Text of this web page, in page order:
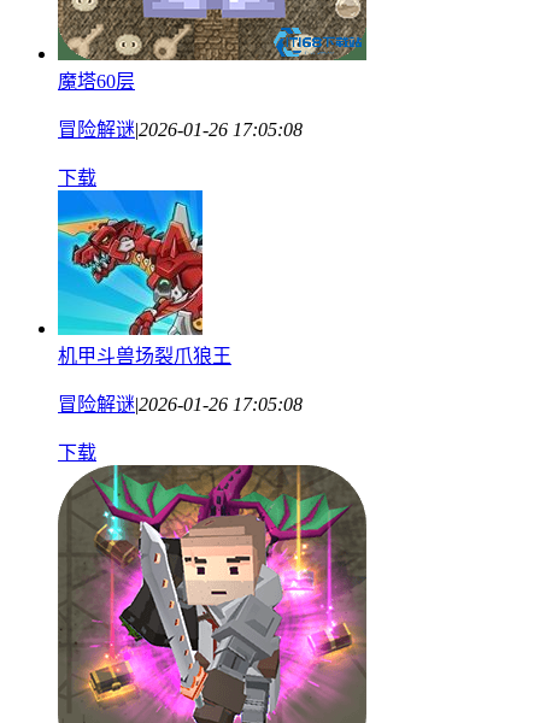
魔塔60层
冒险解谜|2026-01-26 17:05:08
下载
机甲斗兽场裂爪狼王
冒险解谜|2026-01-26 17:05:08
下载